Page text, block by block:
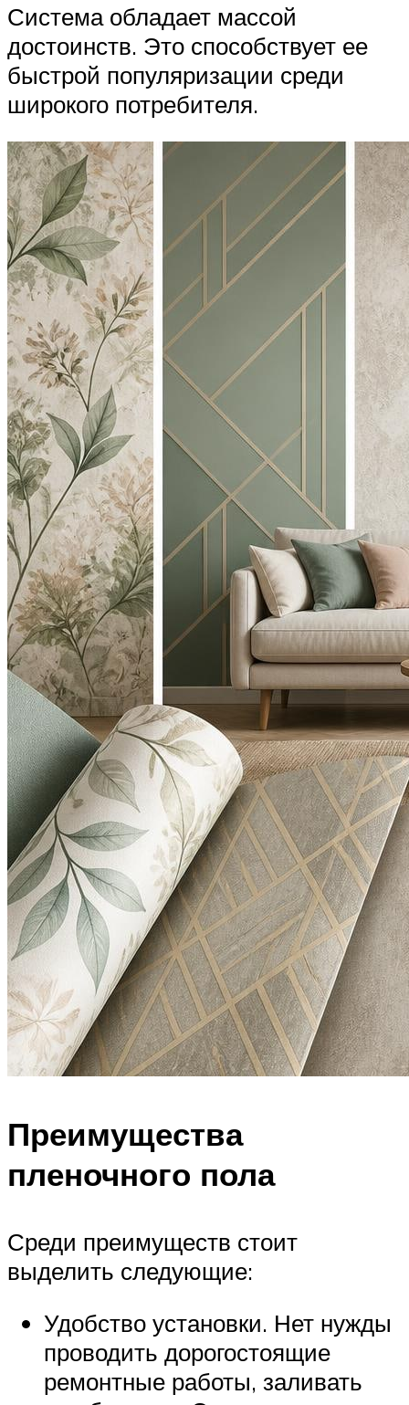
Система обладает массой
достоинств. Это способствует ее
быстрой популяризации среди
широкого потребителя.
Преимущества
пленочного пола
Среди преимуществ стоит
выделить следующие:
Удобство установки. Нет нужды
проводить дорогостоящие
ремонтные работы, заливать